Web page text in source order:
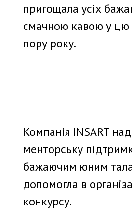
пригощала усіх
смачною кавою у цю
пору року.
Компанія INSART
менторську
бажаючим юним
допомогла в
конкурсу.